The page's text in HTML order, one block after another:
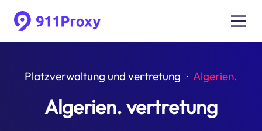
Platzverwaltung und vertretung Algerien.
Algerien. vertretung